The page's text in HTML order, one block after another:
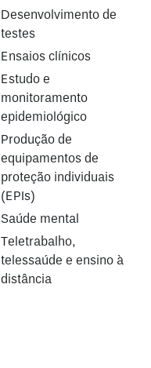
Desenvolvimento de
testes
Ensaios clínicos
Estudo e
monitoramento
epidemiológico
Produção de
equipamentos de
proteção individuais
(EPIs)
Saúde mental
Teletrabalho,
telessaúde e ensino à
distância